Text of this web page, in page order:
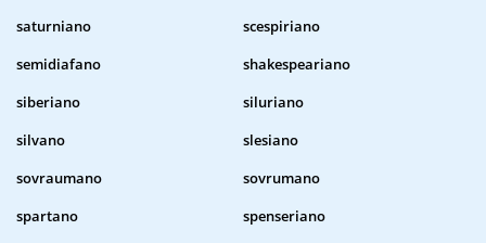
saturniano
scespiriano
semidiafano
shakespeariano
siberiano
siluriano
silvano
slesiano
sovraumano
sovrumano
spartano
spenseriano